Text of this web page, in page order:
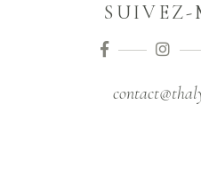
SUIVEZ-